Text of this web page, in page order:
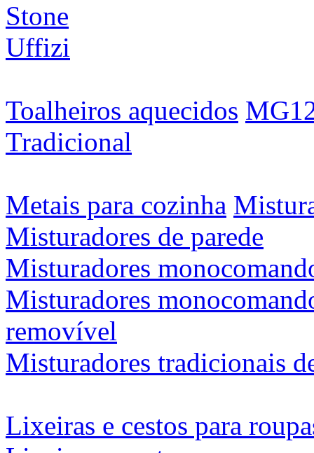
Stone
Uffizi
Toalheiros aquecidos
Tradicional
Metais para cozinha
Misturadores de parede
Misturadores
Misturadores
removível
Misturadores tradicionais
Lixeiras e cestos para